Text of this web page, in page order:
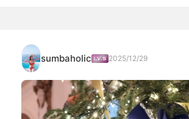
sumbaholic 2025/12/29